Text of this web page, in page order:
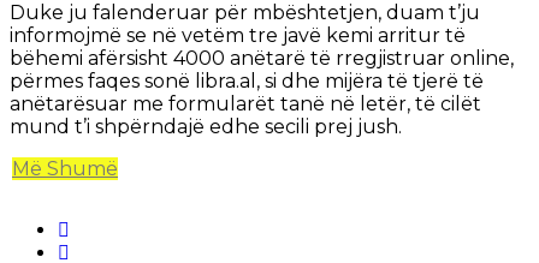
Duke ju falenderuar për mbështetjen, duam t’ju
informojmë se në vetëm tre javë kemi arritur të
bëhemi afërsisht 4000 anëtarë të rregjistruar online,
përmes faqes sonë libra.al, si dhe mijëra të tjerë të
anëtarësuar me formularët tanë në letër, të cilët
mund t’i shpërndajë edhe secili prej jush.
Më Shumë